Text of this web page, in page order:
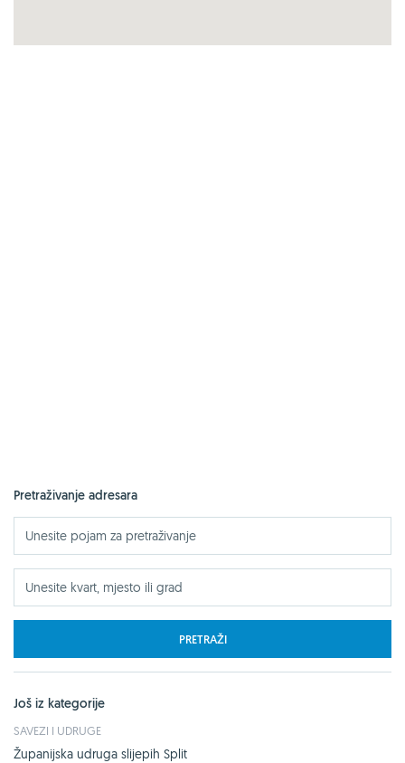
Pretraživanje adresara
PRETRAŽI
Još iz kategorije
SAVEZI I UDRUGE
Županijska udruga slijepih Split